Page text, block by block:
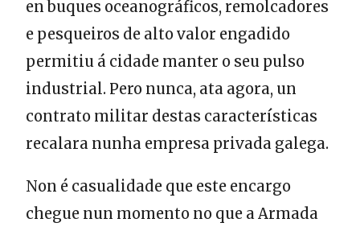
en buques oceanográficos, remolcadores
e pesqueiros de alto valor engadido
permitiu á cidade manter o seu pulso
industrial. Pero nunca, ata agora, un
contrato militar destas características
recalara nunha empresa privada galega.
Non é casualidade que este encargo
chegue nun momento no que a Armada